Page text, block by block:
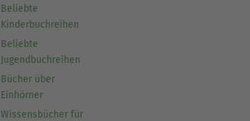
Beliebte
Kinderbuchreihen
Beliebte
Jugendbuchreihen
Bücher über
Einhörner
Wissensbücher für